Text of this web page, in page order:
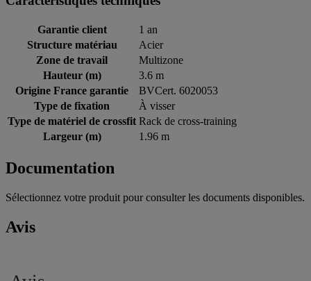
Garantie client
1 an
Structure matériau
Acier
Zone de travail
Multizone
Hauteur (m)
3.6 m
Origine France garantie
BVCert. 6020053
Type de fixation
À visser
Type de matériel de crossfit Rack de cross-training
Largeur (m)
1.96 m
Documentation
Sélectionnez votre produit pour consulter les documents disponibles.
Avis